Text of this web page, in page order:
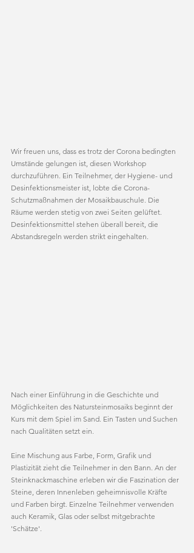
Wir freuen uns, dass es trotz der Corona bedingten
Umstände gelungen ist, diesen Workshop
durchzuführen. Ein Teilnehmer, der Hygiene- und
Desinfektionsmeister ist, lobte die Corona-
Schutzmaßnahmen der Mosaikbauschule. Die
Räume werden stetig von zwei Seiten gelüftet.
Desinfektionsmittel stehen überall bereit, die
Abstandsregeln werden strikt eingehalten.
Nach einer Einführung in die Geschichte und
Möglichkeiten des Natursteinmosaiks beginnt der
Kurs mit dem Spiel im Sand. Ein Tasten und Suchen
nach Qualitäten setzt ein.
Eine Mischung aus Farbe, Form, Grafik und
Plastizität zieht die Teilnehmer in den Bann. An der
Steinknackmaschine erleben wir die Faszination der
Steine, deren Innenleben geheimnisvolle Kräfte
und Farben birgt. Einzelne Teilnehmer verwenden
auch Keramik, Glas oder selbst mitgebrachte
'Schätze'.